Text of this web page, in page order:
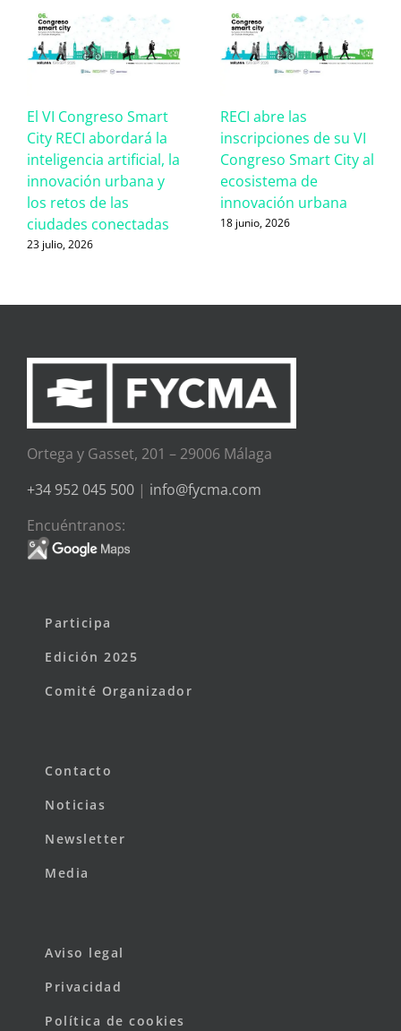
El VI Congreso Smart
City RECI abordará la
inteligencia artificial, la
innovación urbana y
los retos de las
ciudades conectadas
23 julio, 2026
RECI abre las
inscripciones de su VI
Congreso Smart City al
ecosistema de
innovación urbana
18 junio, 2026
Ortega y Gasset, 201 – 29006 Málaga
+34 952 045 500 | info@fycma.com
Encuéntranos:
Participa
Edición 2025
Comité Organizador
Contacto
Noticias
Newsletter
Media
Aviso legal
Privacidad
Política de cookies